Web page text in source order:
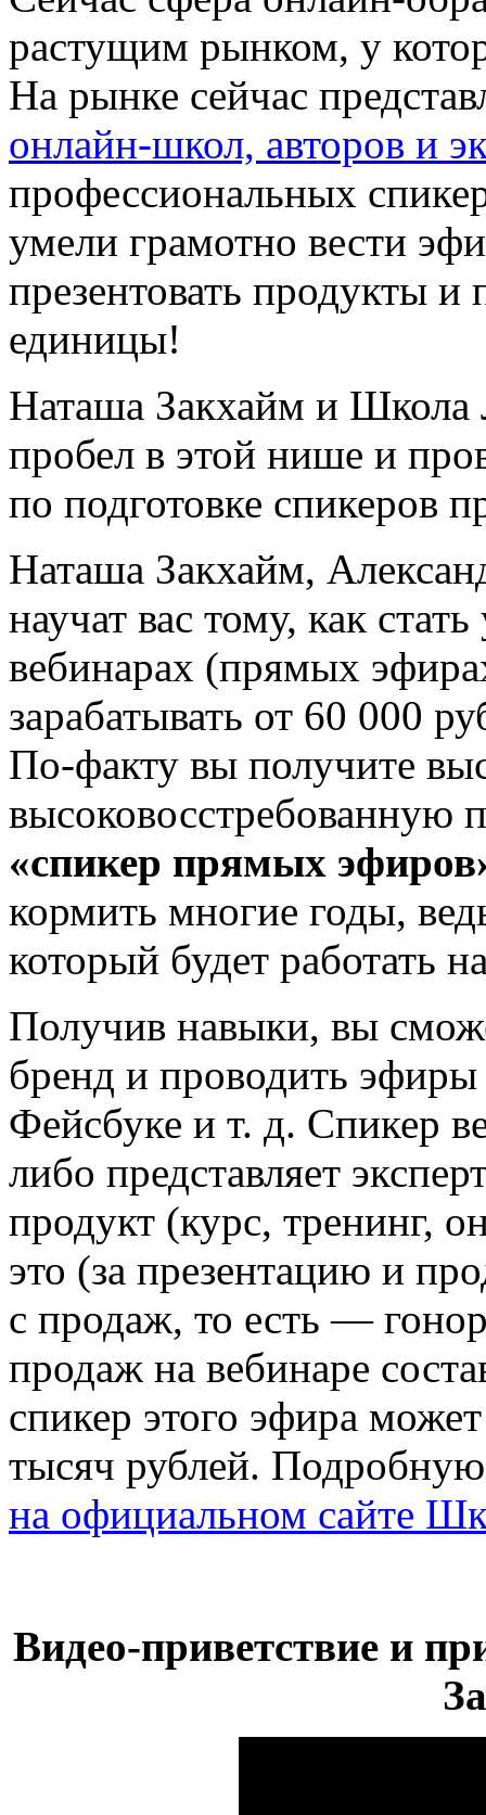
растущим рынком, у
На рынке сейчас
онлайн-школ, авторов и
профессиональных
умели грамотно вести
презентовать продукты и
единицы!
Наташа Закхайм и
пробел в этой нише и
по подготовке спикеров
Наташа Закхайм,
научат вас тому, как
вебинарах (прямых
зарабатывать от 60 000
По-факту вы получите
«спикер прямых
кормить многие годы,
который будет работать
Получив навыки, вы
бренд и проводить
Фейсбуке и т. д. Спикер
либо представляет
продукт (курс, тренинг,
это (за презентацию и
с продаж, то есть —
продаж на вебинаре
спикер этого эфира
тысяч рублей.
на официальном сайте
Видео-приветствие и